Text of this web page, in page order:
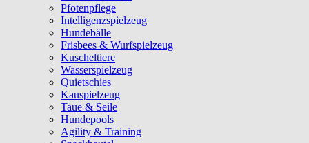
Pfotenpflege
Intelligenzspielzeug
Hundebälle
Frisbees & Wurfspielzeug
Kuscheltiere
Wasserspielzeug
Quietschies
Kauspielzeug
Taue & Seile
Hundepools
Agility & Training